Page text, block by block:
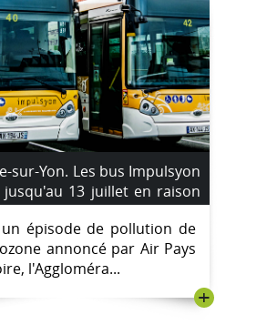
sur-Yon. Les bus Impulsyon
13 juillet en raison
pollution à l'ozone
un épisode de pollution de
annoncé par Air Pays
l'Aggloméra...
+